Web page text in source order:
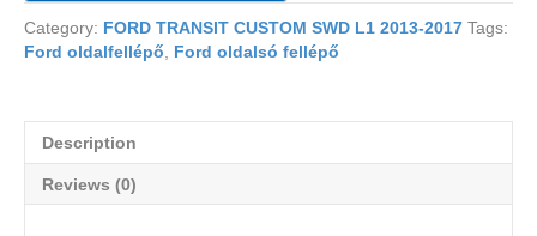
Category: FORD TRANSIT CUSTOM SWD L1 2013-2017 Tags:
Ford oldalfellépő, Ford oldalsó fellépő
Description
Reviews (0)